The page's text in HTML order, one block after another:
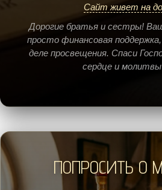
Сайт живет на
Дорогие братья и сестры!
просто финансовая
деле просвещения. Спаси
сердце и молитвы
ПОПРОСИТЬ О